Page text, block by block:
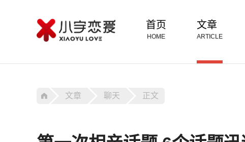
首页
HOME
文章
ARTICLE
文章 聊天 正文